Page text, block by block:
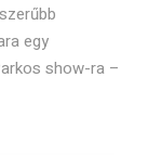
egy
show-ra –